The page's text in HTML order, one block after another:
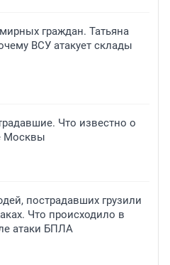
граждан. Татьяна
ВСУ атакует склады
Что известно о
Москвы
пострадавших грузили
Что происходило в
атаки БПЛА